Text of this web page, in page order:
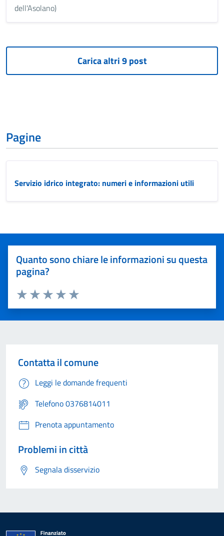
dell'Asolano)
Pagine
Servizio idrico integrato: numeri e informazioni utili
Quanto sono chiare le informazioni su questa
pagina?
Valuta 5 stelle su 5
Valuta 4 stelle su 5
Valuta 3 stelle su 5
Valuta 2 stelle su 5
Valuta 1 stelle su 5
Contatta il comune
Leggi le domande frequenti
Telefono 0376814011
Prenota appuntamento
Problemi in città
Segnala disservizio